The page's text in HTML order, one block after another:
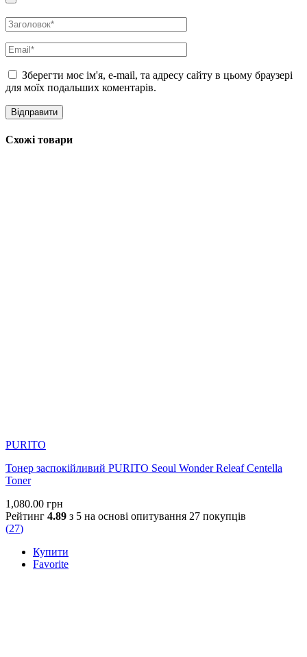
Зберегти моє ім'я, e-mail, та адресу сайту в цьому браузері
для моїх подальших коментарів.
Схожі товари
PURITO
Тонер заспокійливий PURITO Seoul Wonder Releaf Centella
Toner
1,080.00 грн
Рейтинг 4.89 з 5 на основі опитування 27 покупців
(27)
Купити
Favorite